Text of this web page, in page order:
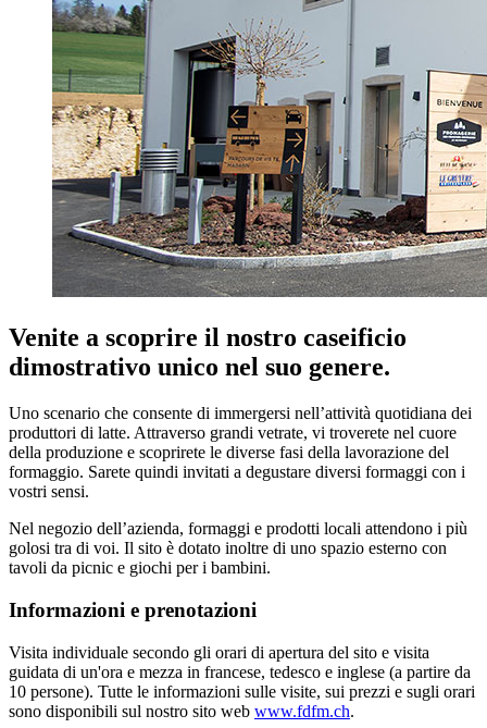
Venite a scoprire il nostro caseificio
dimostrativo unico nel suo genere.
Uno scenario che consente di immergersi nell’attività quotidiana dei
produttori di latte. Attraverso grandi vetrate, vi troverete nel cuore
della produzione e scoprirete le diverse fasi della lavorazione del
formaggio. Sarete quindi invitati a degustare diversi formaggi con i
vostri sensi.
Nel negozio dell’azienda, formaggi e prodotti locali attendono i più
golosi tra di voi. Il sito è dotato inoltre di uno spazio esterno con
tavoli da picnic e giochi per i bambini.
Informazioni e prenotazioni
Visita individuale secondo gli orari di apertura del sito e visita
guidata di un'ora e mezza in francese, tedesco e inglese (a partire da
10 persone). Tutte le informazioni sulle visite, sui prezzi e sugli orari
sono disponibili sul nostro sito web www.fdfm.ch.